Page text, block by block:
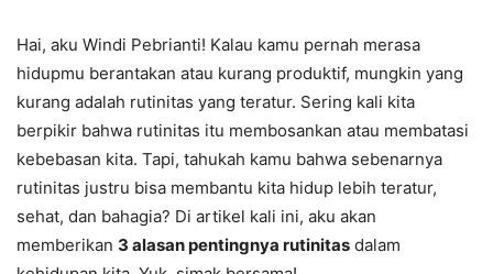
Hai, aku Windi Pebrianti! Kalau kamu pernah merasa
hidupmu berantakan atau kurang produktif, mungkin yang
kurang adalah rutinitas yang teratur. Sering kali kita
berpikir bahwa rutinitas itu membosankan atau membatasi
kebebasan kita. Tapi, tahukah kamu bahwa sebenarnya
rutinitas justru bisa membantu kita hidup lebih teratur,
sehat, dan bahagia? Di artikel kali ini, aku akan
memberikan 3 alasan pentingnya rutinitas dalam